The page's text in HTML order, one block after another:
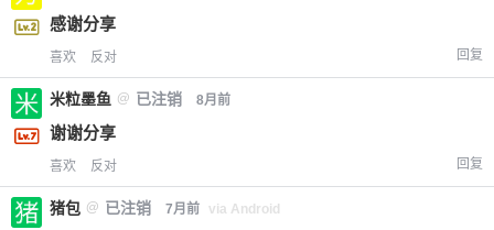
感谢分享
喜欢 反对 回复
米粒墨鱼 @ 已注销 8月前
谢谢分享
喜欢 反对 回复
猪包 @ 已注销 7月前 via Android